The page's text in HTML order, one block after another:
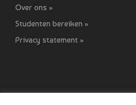
Over ons »
Studenten bereiken »
Privacy statement »